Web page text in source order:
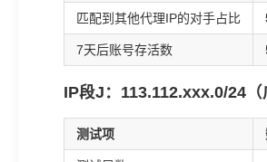
匹配到其他代理IP的对手占比
7天后账号存活数
IP段J：113.112.xxx.0/24（
测试项